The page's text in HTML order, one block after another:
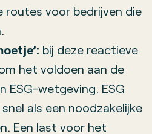
routes voor bedrijven die
bij deze reactieve
het voldoen aan de
ESG-wetgeving. ESG
als een noodzakelijke
Een last voor het